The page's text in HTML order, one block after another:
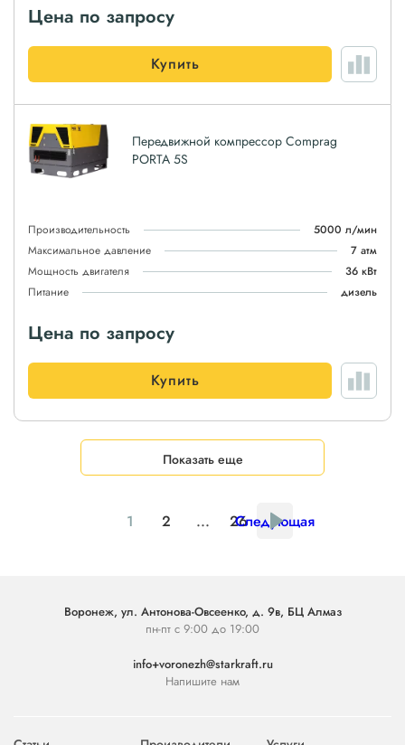
Цена по запросу
Купить
Передвижной компрессор Comprag
PORTA 5S
Производительность
5000 л/мин
Максимальное давление
7 атм
Мощность двигателя
36 кВт
Питание
дизель
Цена по запросу
Купить
Показать еще
1 2 ... 26
Следующая
Воронеж, ул. Антонова-Овсеенко, д. 9в, БЦ Алмаз
пн-пт с 9:00 до 19:00
info+voronezh@starkraft.ru
Напишите нам